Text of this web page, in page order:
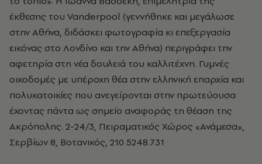
έκθεσης του Vanderpool (γεννήθηκε και μεγάλωσε
στην Αθήνα, διδάσκει φωτογραφία κι επεξεργασία
εικόνας στο Λονδίνο και την Αθήνα) περιγράφει την
αφετηρία στη νέα δουλειά του καλλιτέχνη. Γυμνές
οικοδομές με υπέροχη θέα στην ελληνική επαρχία και
πολυκατοικίες που ανεγείρονται στην πρωτεύουσα
έχοντας πάντα ως σημείο αναφοράς τη θέαση της
Ακρόπολης. 2-24/3, Πειραματικός Χώρος «Ανάμεσα»,
Σερβίων 8, Βοτανικός, 210 5248.731